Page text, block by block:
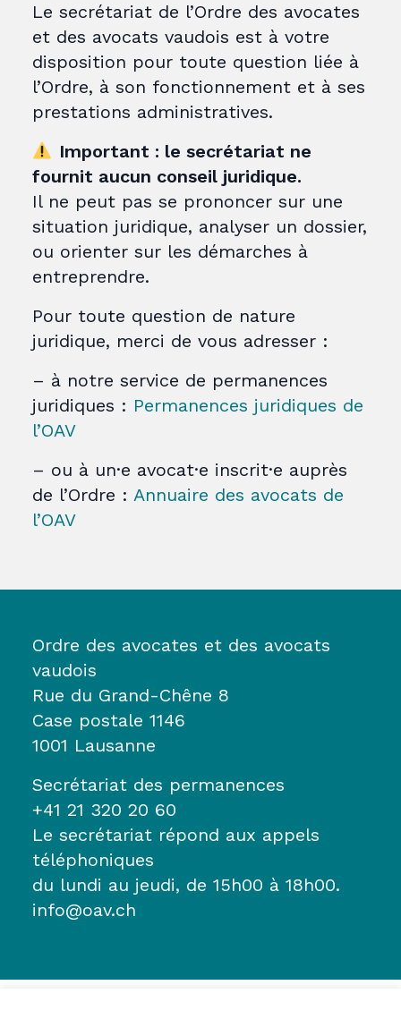
Le secrétariat de l’Ordre des avocates
et des avocats vaudois est à votre
disposition pour toute question liée à
l’Ordre, à son fonctionnement et à ses
prestations administratives.
Important : le secrétariat ne
fournit aucun conseil juridique.
Il ne peut pas se prononcer sur une
situation juridique, analyser un dossier,
ou orienter sur les démarches à
entreprendre.
Pour toute question de nature
juridique, merci de vous adresser :
– à notre service de permanences
juridiques : Permanences juridiques de
l’OAV
– ou à un·e avocat·e inscrit·e auprès
de l’Ordre : Annuaire des avocats de
l’OAV
Ordre des avocates et des avocats
vaudois
Rue du Grand-Chêne 8
Case postale 1146
1001 Lausanne
Secrétariat des permanences
+41 21 320 20 60
Le secrétariat répond aux appels
téléphoniques
du lundi au jeudi, de 15h00 à 18h00.
info@oav.ch